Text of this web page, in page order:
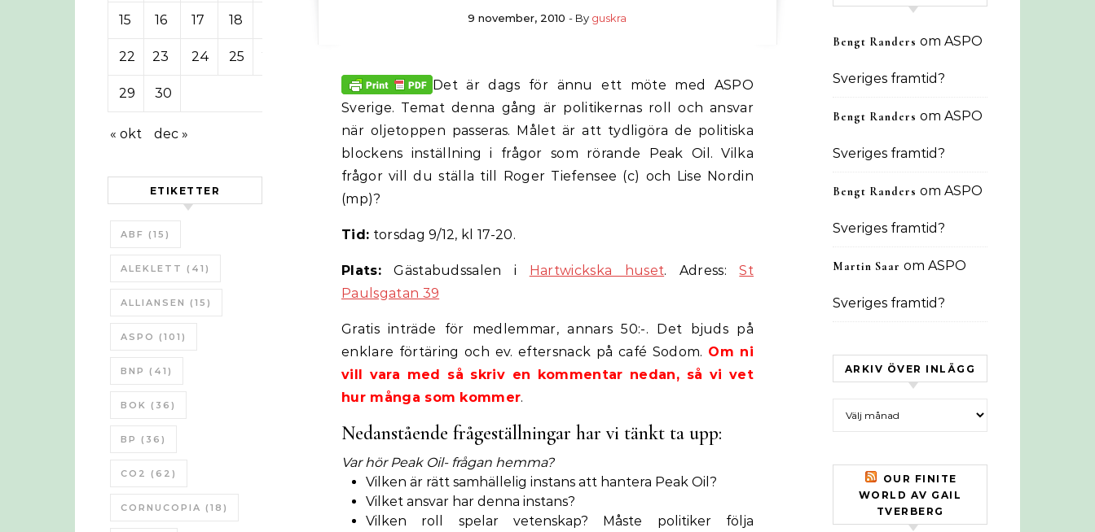
15 16 17 18
22 23 24 25 26
29 30
« okt dec »
ETIKETTER
ABF (15)
ALEKLETT (41)
ALLIANSEN (15)
ASPO (101)
BNP (41)
BOK (36)
BP (36)
CO2 (62)
CORNUCOPIA (18)
9 november, 2010 - By guskra
Det är dags för ännu ett möte med ASPO
Sverige. Temat denna gång är politikernas roll och ansvar
när oljetoppen passeras. Målet är att tydligöra de politiska
blockens inställning i frågor som rörande Peak Oil. Vilka
frågor vill du ställa till Roger Tiefensee (c) och Lise Nordin
(mp)?
Tid: torsdag 9/12, kl 17-20.
Plats:Gästabudssalen i Hartwickska huset. Adress:St
Paulsgatan 39
Gratis inträde för medlemmar, annars 50:-. Det bjuds på
enklare förtäring och ev. eftersnack på café Sodom. Om ni
vill vara med så skriv en kommentar nedan, så vi vet
hur många som kommer.
Nedanstående frågeställningar har vi tänkt ta upp:
Var hör Peak Oil- frågan hemma?
Vilken är rätt samhällelig instans att hantera Peak Oil?
Vilket ansvar har denna instans?
Vilken roll spelar vetenskap? Måste politiker följa
Bengt Randers om ASPO
Sveriges framtid?
Bengt Randers om ASPO
Sveriges framtid?
Bengt Randers om ASPO
Sveriges framtid?
Martin Saar om ASPO
Sveriges framtid?
ARKIV ÖVER INLÄGG
OUR FINITE
WORLD AV GAIL
TVERBERG